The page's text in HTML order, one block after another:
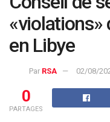
«violations»
en Libye
Par RSA 02/08/
0
PARTAGES